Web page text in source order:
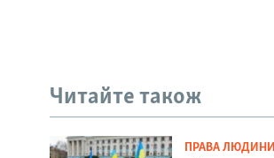
Читайте також
ПРАВА ЛЮДИНИ